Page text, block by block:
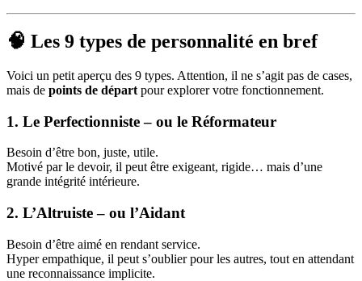
🧠 Les 9 types de personnalité en bref
Voici un petit aperçu des 9 types. Attention, il ne s’agit pas de cases,
mais de points de départ pour explorer votre fonctionnement.
1. Le Perfectionniste – ou le Réformateur
Besoin d’être bon, juste, utile.
Motivé par le devoir, il peut être exigeant, rigide… mais d’une
grande intégrité intérieure.
2. L’Altruiste – ou l’Aidant
Besoin d’être aimé en rendant service.
Hyper empathique, il peut s’oublier pour les autres, tout en attendant
une reconnaissance implicite.